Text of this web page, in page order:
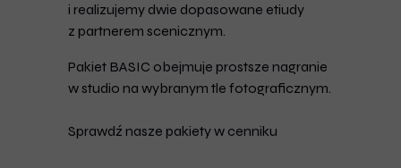
i realizujemy dwie dopasowane etiudy
z partnerem scenicznym.
Pakiet BASIC obejmuje prostsze nagranie
w studio na wybranym tle fotograficznym.
Sprawdź nasze pakiety w cenniku